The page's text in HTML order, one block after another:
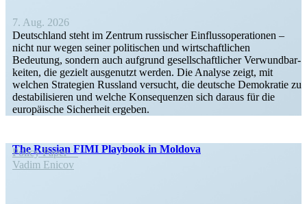
7. Aug. 2026
Deutschland steht im Zentrum russi­scher Einfluss­ope­ra­tionen –
nicht nur wegen seiner politi­schen und wirtschaft­lichen
Bedeutung, sondern auch aufgrund gesell­schaft­licher Verwund­bar­
keiten, die gezielt ausge­nutzt werden. Die Analyse zeigt, mit
welchen Strategien Russland versucht, die deutsche Demokratie zu
desta­bi­li­sieren und welche Konse­quenzen sich daraus für die
europäische Sicherheit ergeben.
The Russian FIMI Playbook in Moldova
Policy Paper
Vadim Enicov